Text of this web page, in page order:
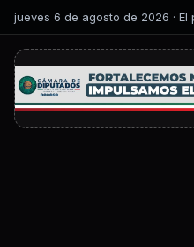
jueves 6 de agosto de 2026 ·